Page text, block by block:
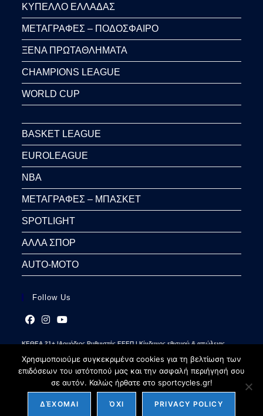
ΚΥΠΕΛΛΟ ΕΛΛΑΔΑΣ
ΜΕΤΑΓΡΑΦΕΣ – ΠΟΔΟΣΦΑΙΡΟ
ΞΕΝΑ ΠΡΩΤΑΘΛΗΜΑΤΑ
CHAMPIONS LEAGUE
WORLD CUP
BASKET LEAGUE
EUROLEAGUE
NBA
ΜΕΤΑΓΡΑΦΕΣ – ΜΠΑΣΚΕΤ
SPOTLIGHT
ΑΛΛΑ ΣΠΟΡ
AUTO-MOTO
Follow Us
in
a
new
in
a
new
tab
in
a
new
tab
ΚΕΘΕΑ 21+ |Αρμόδιος Ρυθμιστής ΕΕΕΠ | Κίνδυνος εθισμού & απώλειας
Χρησιμοποιούμε συγκεκριμένα cookies για τη βελτίωση των
επιδόσεων του ιστότοπού μας και την ασφαλή περιήγησή σου
σε αυτόν. Καλώς ήρθατε στο sportcycles.gr!
ΔΈΧΟΜΑΙ ΌΧΙ PRIVACY POLICY